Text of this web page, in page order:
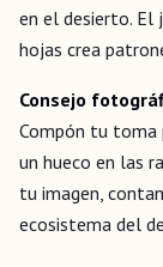
en el desierto. El
hojas crea
Consejo
Compón tu toma
un hueco en las
tu imagen,
ecosistema del